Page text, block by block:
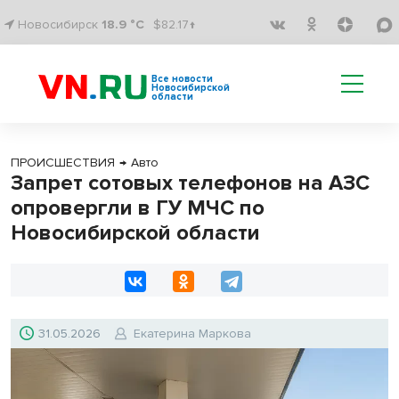
Новосибирск 18.9 °C $82.17↑
Все новости
Новосибирской
области
ПРОИСШЕСТВИЯ → Авто
Запрет сотовых телефонов на АЗС
опровергли в ГУ МЧС по
Новосибирской области
31.05.2026 Екатерина Маркова